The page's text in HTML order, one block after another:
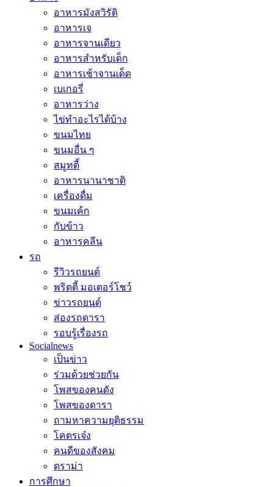
อาหารมังสวิรัติ
อาหารเจ
อาหารจานเดียว
อาหารสำหรับเด็ก
อาหารเช้าจานเด็ด
เบเกอรี่
อาหารว่าง
ไข่ทำอะไรได้บ้าง
ขนมไทย
ขนมอื่น ๆ
สมูทตี้
อาหารนานาชาติ
เครื่องดื่ม
ขนมเค้ก
กับข้าว
อาหารคลีน
รถ
รีวิวรถยนต์
พริตตี้ มอเตอร์โชว์
ข่าวรถยนต์
ส่องรถดารา
รอบรู้เรื่องรถ
Socialnews
เป็นข่าว
ร่วมด้วยช่วยกัน
โพสของคนดัง
โพสของดารา
ถามหาความยุติธรรม
โคตรเจ๋ง
คนดีของสังคม
ดราม่า
การศึกษา